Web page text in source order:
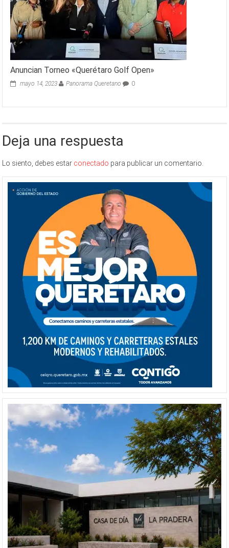
Anuncian Torneo «Querétaro Golf Open»
mayo 14, 2023 Panorama Queretano 0
Deja una respuesta
Lo siento, debes estar conectado para publicar un comentario.